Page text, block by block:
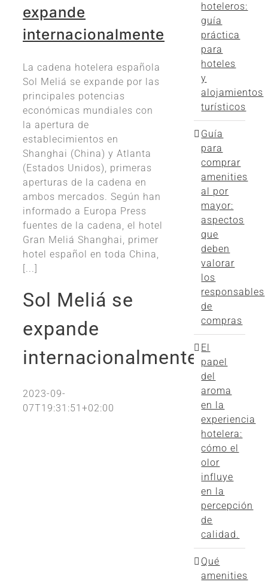
expande
internacionalmente
La cadena hotelera española
Sol Meliá se expande por las
principales potencias
económicas mundiales con
la apertura de
establecimientos en
Shanghai (China) y Atlanta
(Estados Unidos), primeras
aperturas de la cadena en
ambos mercados. Según han
informado a Europa Press
fuentes de la cadena, el hotel
Gran Meliá Shanghai, primer
hotel español en toda China,
[...]
Sol Meliá se
expande
internacionalmente
2023-09-
07T19:31:51+02:00
hoteleros:
guía
práctica
para
hoteles
y
alojamientos
turísticos
Guía
para
comprar
amenities
al por
mayor:
aspectos
que
deben
valorar
los
responsables
de
compras
El
papel
del
aroma
en la
experiencia
hotelera:
cómo el
olor
influye
en la
percepción
de
calidad.
Qué
amenities